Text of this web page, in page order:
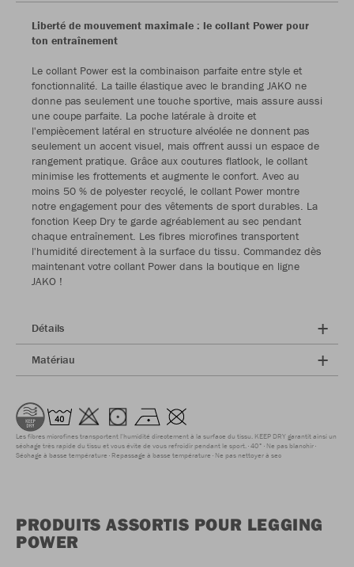
Liberté de mouvement maximale : le collant Power pour
ton entraînement
Le collant Power est la combinaison parfaite entre style et
fonctionnalité. La taille élastique avec le branding JAKO ne
donne pas seulement une touche sportive, mais assure aussi
une coupe parfaite. La poche latérale à droite et
l'empiècement latéral en structure alvéolée ne donnent pas
seulement un accent visuel, mais offrent aussi un espace de
rangement pratique. Grâce aux coutures flatlock, le collant
minimise les frottements et augmente le confort. Avec au
moins 50 % de polyester recyclé, le collant Power montre
notre engagement pour des vêtements de sport durables. La
fonction Keep Dry te garde agréablement au sec pendant
chaque entraînement. Les fibres microfines transportent
l'humidité directement à la surface du tissu. Commandez dès
maintenant votre collant Power dans la boutique en ligne
JAKO !
Détails
Matériau
Les fibres microfines transportent l'humidité directement à la surface du tissu. KEEP DRY garantit ainsi un
séchage très rapide du tissu et vous évite de vous refroidir pendant le sport. 40° Ne pas blanchir
Séchage à basse température Repassage à basse température Ne pas nettoyer à sec
PRODUITS ASSORTIS POUR LEGGING
POWER